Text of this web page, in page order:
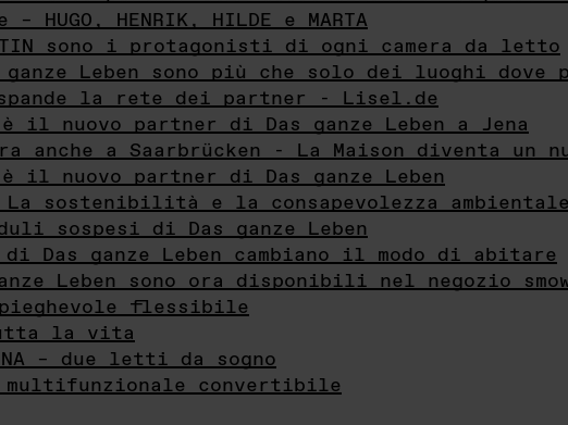
HUGO, HENRIK, HILDE e MARTA
sono i protagonisti di ogni camera da letto
ganze Leben sono più che solo dei luoghi dove
la rete dei partner - Lisel.de
il nuovo partner di Das ganze Leben a Jena
anche a Saarbrücken - La Maison diventa un
il nuovo partner di Das ganze Leben
La sostenibilità e la consapevolezza ambientale
sospesi di Das ganze Leben
Das ganze Leben cambiano il modo di abitare
Leben sono ora disponibili nel negozio
flessibile
la vita
– due letti da sogno
multifunzionale convertibile